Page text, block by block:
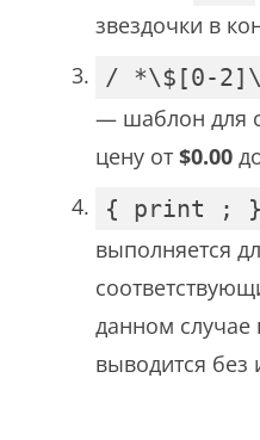
звездочки в
/ *\$[0-
— шаблон для
цену от $0.00
{ print ; }
выполняется
данном случае
выводится без